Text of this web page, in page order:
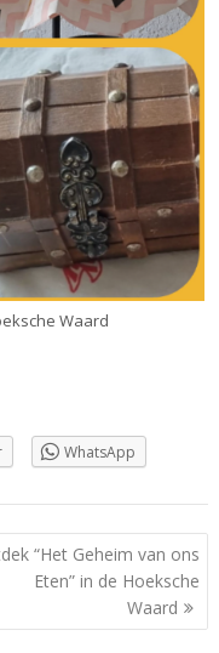
Waard
WhatsApp
“Het Geheim van ons
Eten” in de Hoeksche
Waard